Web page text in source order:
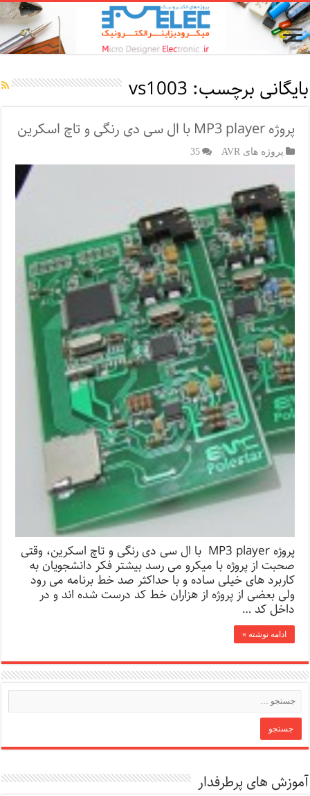
بایگانی برچسب: vs1003
پروژه MP3 player با ال سی دی رنگی و تاچ اسکرین
پروژه های AVR 35
پروژه MP3 player با ال سی دی رنگی و تاچ اسکرین، وقتی
صحبت از پروژه با میکرو می رسد بیشتر فکر دانشجویان به
کاربرد های خیلی ساده و با حداکثر صد خط برنامه می رود
ولی بعضی از پروژه از هزاران خط کد درست شده اند و در
داخل کد …
ادامه نوشته »
آموزش های پرطرفدار